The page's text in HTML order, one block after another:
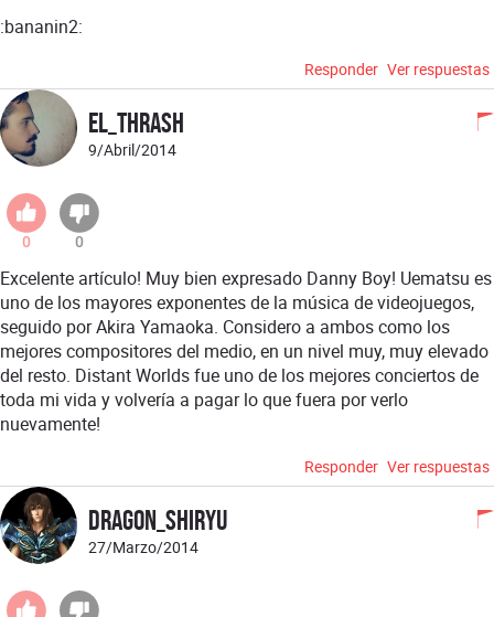
:bananin2:
Responder Ver respuestas
El_Thrash
9/Abril/2014
0 0
Excelente artículo! Muy bien expresado Danny Boy! Uematsu es
uno de los mayores exponentes de la música de videojuegos,
seguido por Akira Yamaoka. Considero a ambos como los
mejores compositores del medio, en un nivel muy, muy elevado
del resto. Distant Worlds fue uno de los mejores conciertos de
toda mi vida y volvería a pagar lo que fuera por verlo
nuevamente!
Responder Ver respuestas
Dragon_Shiryu
27/Marzo/2014